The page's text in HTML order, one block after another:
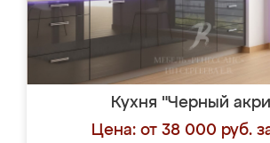
Кухня "Черный
Цена: от 38 000 руб.